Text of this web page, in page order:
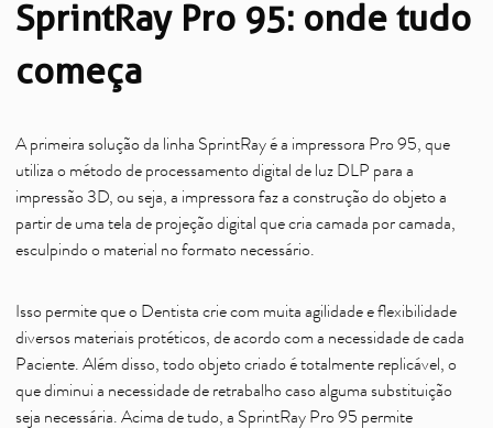
SprintRay Pro 95: onde tudo
começa
A primeira solução da linha SprintRay é a impressora Pro 95, que
utiliza o método de processamento digital de luz DLP para a
impressão 3D, ou seja, a impressora faz a construção do objeto a
partir de uma tela de projeção digital que cria camada por camada,
esculpindo o material no formato necessário.
Isso permite que o Dentista crie com muita agilidade e flexibilidade
diversos materiais protéticos, de acordo com a necessidade de cada
Paciente. Além disso, todo objeto criado é totalmente replicável, o
que diminui a necessidade de retrabalho caso alguma substituição
seja necessária. Acima de tudo, a SprintRay Pro 95 permite